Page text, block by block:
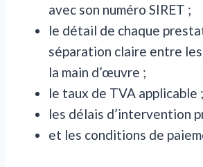
avec son numéro SIRET ;
le détail de chaque
séparation claire entre
la main d’œuvre ;
le taux de TVA applicable ;
les délais d’intervention
et les conditions de